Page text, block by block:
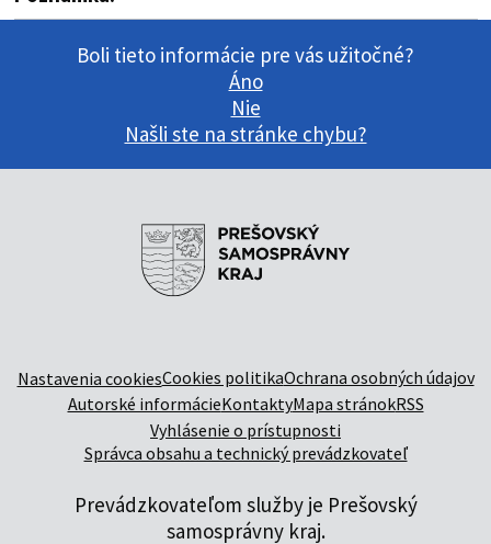
Boli tieto informácie pre vás užitočné?
Áno
Nie
Našli ste na stránke chybu?
Nastavenia cookiesCookies politikaOchrana osobných údajov
Autorské informácieKontaktyMapa stránokRSS
Vyhlásenie o prístupnosti
Správca obsahu a technický prevádzkovateľ
Prevádzkovateľom služby je Prešovský
samosprávny kraj.